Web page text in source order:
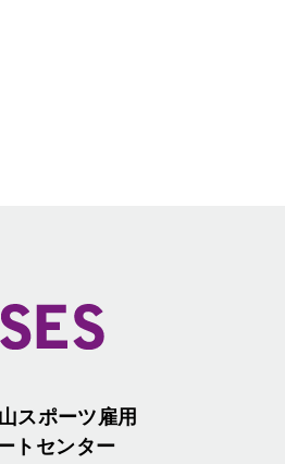
スポーツ雇用
トセンター